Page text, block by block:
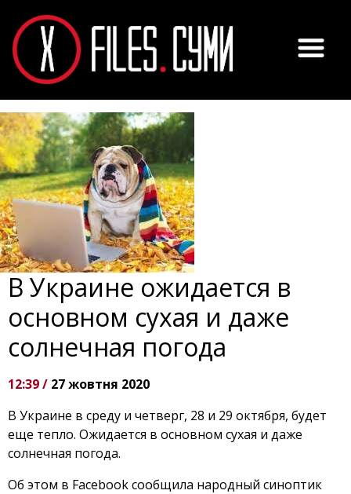
В Украине ожидается в
основном сухая и даже
солнечная погода
12:39 / 27 жовтня 2020
В Украине в среду и четверг, 28 и 29 октября, будет
еще тепло. Ожидается в основном сухая и даже
солнечная погода.
Об этом в Facebook сообщила народный синоптик